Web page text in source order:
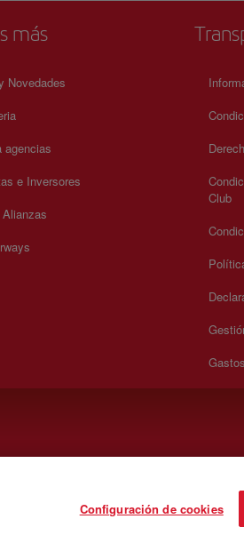
más
Novedades
agencias
e Inversores
Club
Configuración de cookies